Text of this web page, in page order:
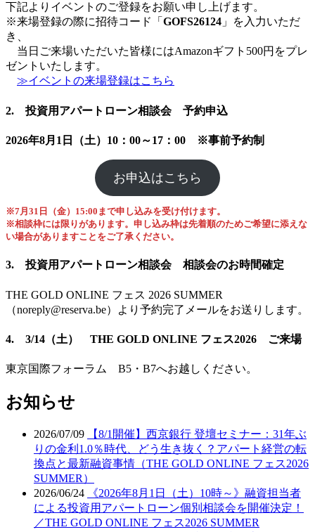
下記よりイベントのご登録をお願い申し上げます。
※来場登録の際に招待コード「 GOFS26124 」を入力いただ
き、
当日ご来場いただいた皆様にはAmazonギフト500円をプレ
ゼントいたします。
≫イベントの来場登録はこちら
2. 投資用アパートローン相談会 予約申込
2026年8月1日（土）10：00～17：00 ※事前予約制
お申込はこちら
※7月31日（金）15:00まで申し込みを受け付けます。
※相談枠には限りがあります。申し込み枠は先着順のためご希望に添えな
い場合がありますことをご了承ください。
3. 投資用アパートローン相談会 相談会のお時間確定
THE GOLD ONLINE フェス 2026 SUMMER
（noreply@reserva.be）より予約完了メールをお送りします。
4. 3/14（土） THE GOLD ONLINE フェス2026 ご来場
東京国際フォーラム B5・B7へお越しください。
お知らせ
2026/07/09
【8/1開催】西京銀行 登壇セミナー：31年ぶ
りの金利1.0％時代、どう生き抜く？アパート経営の転
換点と最新融資事情（THE GOLD ONLINE フェス2026
SUMMER）
2026/06/24
《2026年8月1日（土）10時～》融資担当者
による投資用アパートローン個別相談会を開催決定！
／THE GOLD ONLINE フェス2026 SUMMER